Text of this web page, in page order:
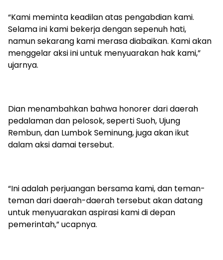
“Kami meminta keadilan atas pengabdian kami.
Selama ini kami bekerja dengan sepenuh hati,
namun sekarang kami merasa diabaikan. Kami akan
menggelar aksi ini untuk menyuarakan hak kami,”
ujarnya.
Dian menambahkan bahwa honorer dari daerah
pedalaman dan pelosok, seperti Suoh, Ujung
Rembun, dan Lumbok Seminung, juga akan ikut
dalam aksi damai tersebut.
“Ini adalah perjuangan bersama kami, dan teman-
teman dari daerah-daerah tersebut akan datang
untuk menyuarakan aspirasi kami di depan
pemerintah,” ucapnya.